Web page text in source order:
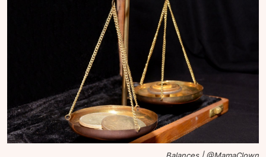
Balances |@MamaClown